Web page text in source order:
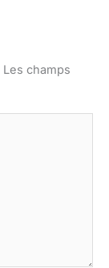
Les champs